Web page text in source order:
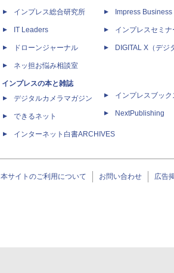
インプレス総合研究所
IT Leaders
ドローンジャーナル
ネッ担お悩み相談室
インプレスの本と雑誌
デジタルカメラマガジン
できるネット
インターネット白書ARCHIVES
Impress
インプレスセミナ
DIGITAL X（デジ
インプレスブック
NextPublishing
本サイトのご利用について お問い合わせ 広告